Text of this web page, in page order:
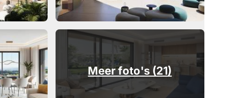
Meer foto's (21)